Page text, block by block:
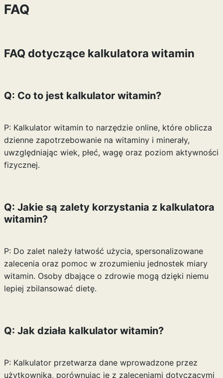
FAQ
FAQ dotyczące kalkulatora witamin
Q: Co to jest kalkulator witamin?
P: Kalkulator witamin to narzędzie online, które oblicza
dzienne zapotrzebowanie na witaminy i minerały,
uwzględniając wiek, płeć, wagę oraz poziom aktywności
fizycznej.
Q: Jakie są zalety korzystania z kalkulatora
witamin?
P: Do zalet należy łatwość użycia, spersonalizowane
zalecenia oraz pomoc w zrozumieniu jednostek miary
witamin. Osoby dbające o zdrowie mogą dzięki niemu
lepiej zbilansować dietę.
Q: Jak działa kalkulator witamin?
P: Kalkulator przetwarza dane wprowadzone przez
użytkownika, porównując je z zaleceniami dotyczącymi